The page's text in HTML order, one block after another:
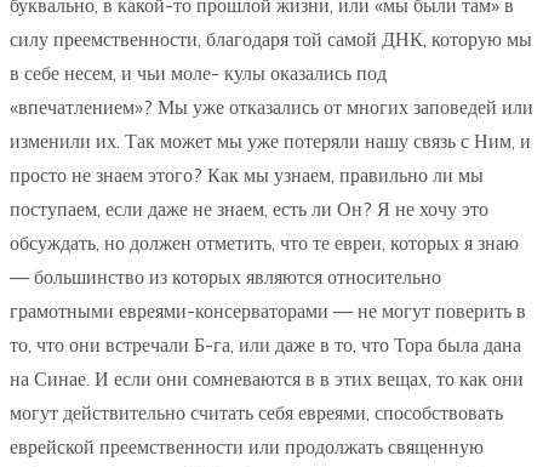
буквально, в какой-то прошлой жизни, или «мы были там» в
силу преемственности, благодаря той самой ДНК, которую мы
в себе несем, и чьи моле- кулы оказались под
«впечатлением»? Мы уже отказались от многих заповедей или
изменили их. Так может мы уже потеряли нашу связь с Ним, и
просто не знаем этого? Как мы узнаем, правильно ли мы
поступаем, если даже не знаем, есть ли Он? Я не хочу это
обсуждать, но должен отметить, что те евреи, которых я знаю
— большинство из которых являются относительно
грамотными евреями-консерваторами — не могут поверить в
то, что они встречали Б-га, или даже в то, что Тора была дана
на Синае. И если они сомневаются в в этих вещах, то как они
могут действительно считать себя евреями, способствовать
еврейской преемственности или продолжать священную